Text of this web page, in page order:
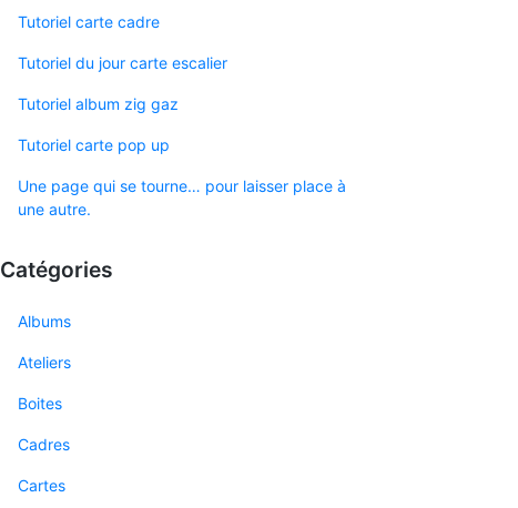
Tutoriel carte cadre
Tutoriel du jour carte escalier
Tutoriel album zig gaz
Tutoriel carte pop up
Une page qui se tourne… pour laisser place à
une autre.
Catégories
Albums
Ateliers
Boites
Cadres
Cartes